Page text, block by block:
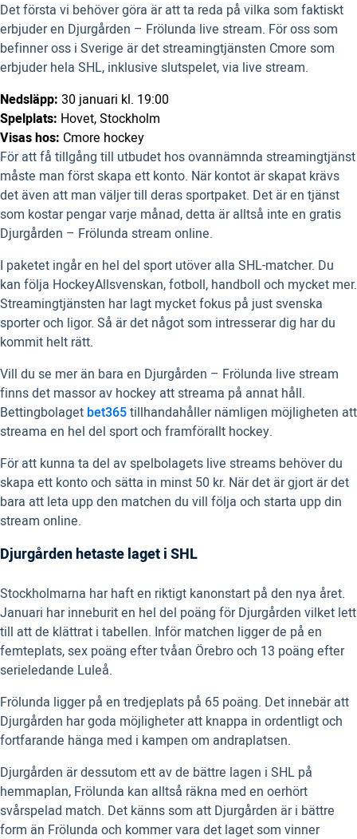
Det första vi behöver göra är att ta reda på vilka som faktiskt
erbjuder en Djurgården – Frölunda live stream. För oss som
befinner oss i Sverige är det streamingtjänsten Cmore som
erbjuder hela SHL, inklusive slutspelet, via live stream.
Nedsläpp: 30 januari kl. 19:00
Spelplats: Hovet, Stockholm
Visas hos: Cmore hockey
För att få tillgång till utbudet hos ovannämnda streamingtjänst
måste man först skapa ett konto. När kontot är skapat krävs
det även att man väljer till deras sportpaket. Det är en tjänst
som kostar pengar varje månad, detta är alltså inte en gratis
Djurgården – Frölunda stream online.
I paketet ingår en hel del sport utöver alla SHL-matcher. Du
kan följa HockeyAllsvenskan, fotboll, handboll och mycket mer.
Streamingtjänsten har lagt mycket fokus på just svenska
sporter och ligor. Så är det något som intresserar dig har du
kommit helt rätt.
Vill du se mer än bara en Djurgården – Frölunda live stream
finns det massor av hockey att streama på annat håll.
Bettingbolaget bet365tillhandahåller nämligen möjligheten att
streama en hel del sport och framförallt hockey.
För att kunna ta del av spelbolagets live streams behöver du
skapa ett konto och sätta in minst 50 kr. När det är gjort är det
bara att leta upp den matchen du vill följa och starta upp din
stream online.
Djurgården hetaste laget i SHL
Stockholmarna har haft en riktigt kanonstart på den nya året.
Januari har inneburit en hel del poäng för Djurgården vilket lett
till att de klättrat i tabellen. Inför matchen ligger de på en
femteplats, sex poäng efter tvåan Örebro och 13 poäng efter
serieledande Luleå.
Frölunda ligger på en tredjeplats på 65 poäng. Det innebär att
Djurgården har goda möjligheter att knappa in ordentligt och
fortfarande hänga med i kampen om andraplatsen.
Djurgården är dessutom ett av de bättre lagen i SHL på
hemmaplan, Frölunda kan alltså räkna med en oerhört
svårspelad match. Det känns som att Djurgården är i bättre
form än Frölunda och kommer vara det laget som vinner